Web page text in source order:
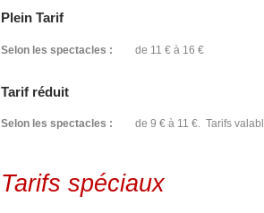
Plein Tarif
Selon les spectacles : de 11 € à 16 €
Tarif réduit
Selon les spectacles : de 9 € à 11 €. Tarifs
Tarifs spéciaux